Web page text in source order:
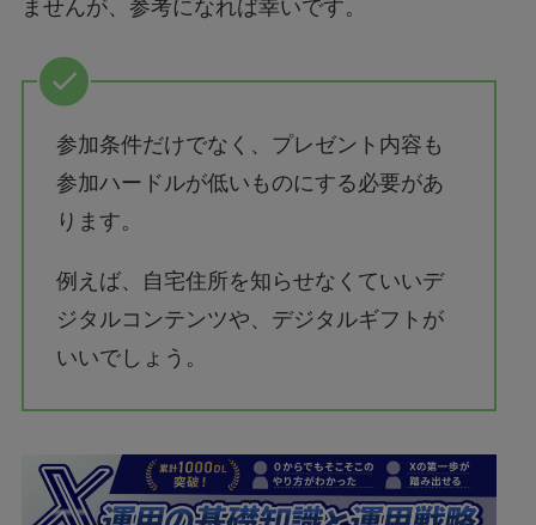
ませんが、参考になれば幸いです。
参加条件だけでなく、プレゼント内容も
参加ハードルが低いものにする必要があ
ります。
例えば、自宅住所を知らせなくていいデ
ジタルコンテンツや、デジタルギフトが
いいでしょう。